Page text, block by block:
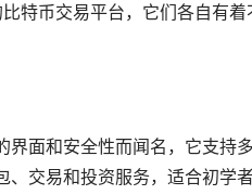
特币交易平台，它们各自有
界面和安全性而闻名，它支持
、交易和投资服务，适合初学